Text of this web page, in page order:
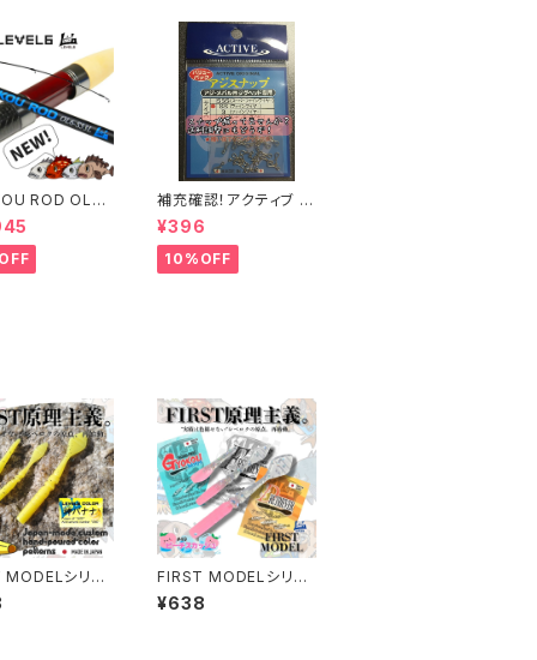
ROD OL6-
り釣具×レベ
港ロッド
補充確認！アクティブ ア
ジスナップ (22個入り)
各サイズ
¥396
10%OFF
MODELシリー
】
FIRST MODELシリー
ズ ピーチスカッシュカラ
ー 各種【レベロク】
¥638